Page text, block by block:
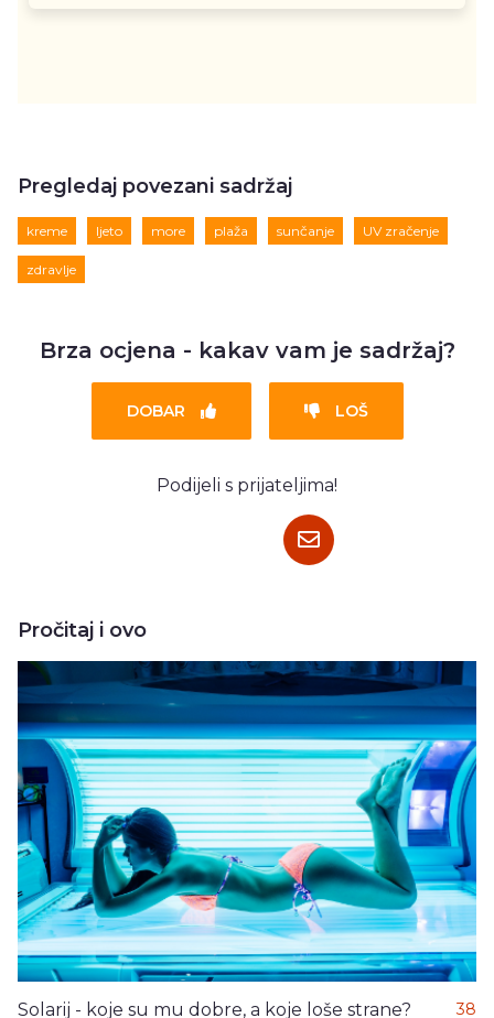
Pregledaj povezani sadržaj
kreme ljeto more plaža sunčanje UV zračenje
zdravlje
Brza ocjena - kakav vam je sadržaj?
DOBAR LOŠ
Podijeli s prijateljima!
Pročitaj i ovo
Solarij - koje su mu dobre, a koje loše strane? 38